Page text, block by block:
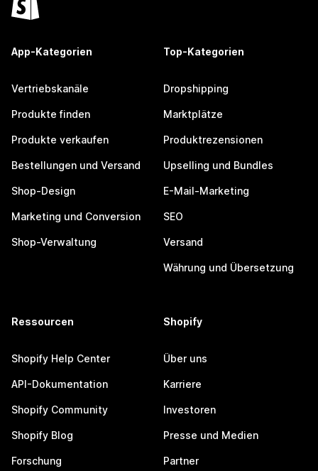
App-Kategorien
Vertriebskanäle
Produkte finden
Produkte verkaufen
Bestellungen und Versand
Shop-Design
Marketing und Conversion
Shop-Verwaltung
Top-Kategorien
Dropshipping
Marktplätze
Produktrezensionen
Upselling und Bundles
E-Mail-Marketing
SEO
Versand
Währung und Übersetzung
Ressourcen
Shopify Help Center
API-Dokumentation
Shopify Community
Shopify Blog
Forschung
Shopify
Über uns
Karriere
Investoren
Presse und Medien
Partner